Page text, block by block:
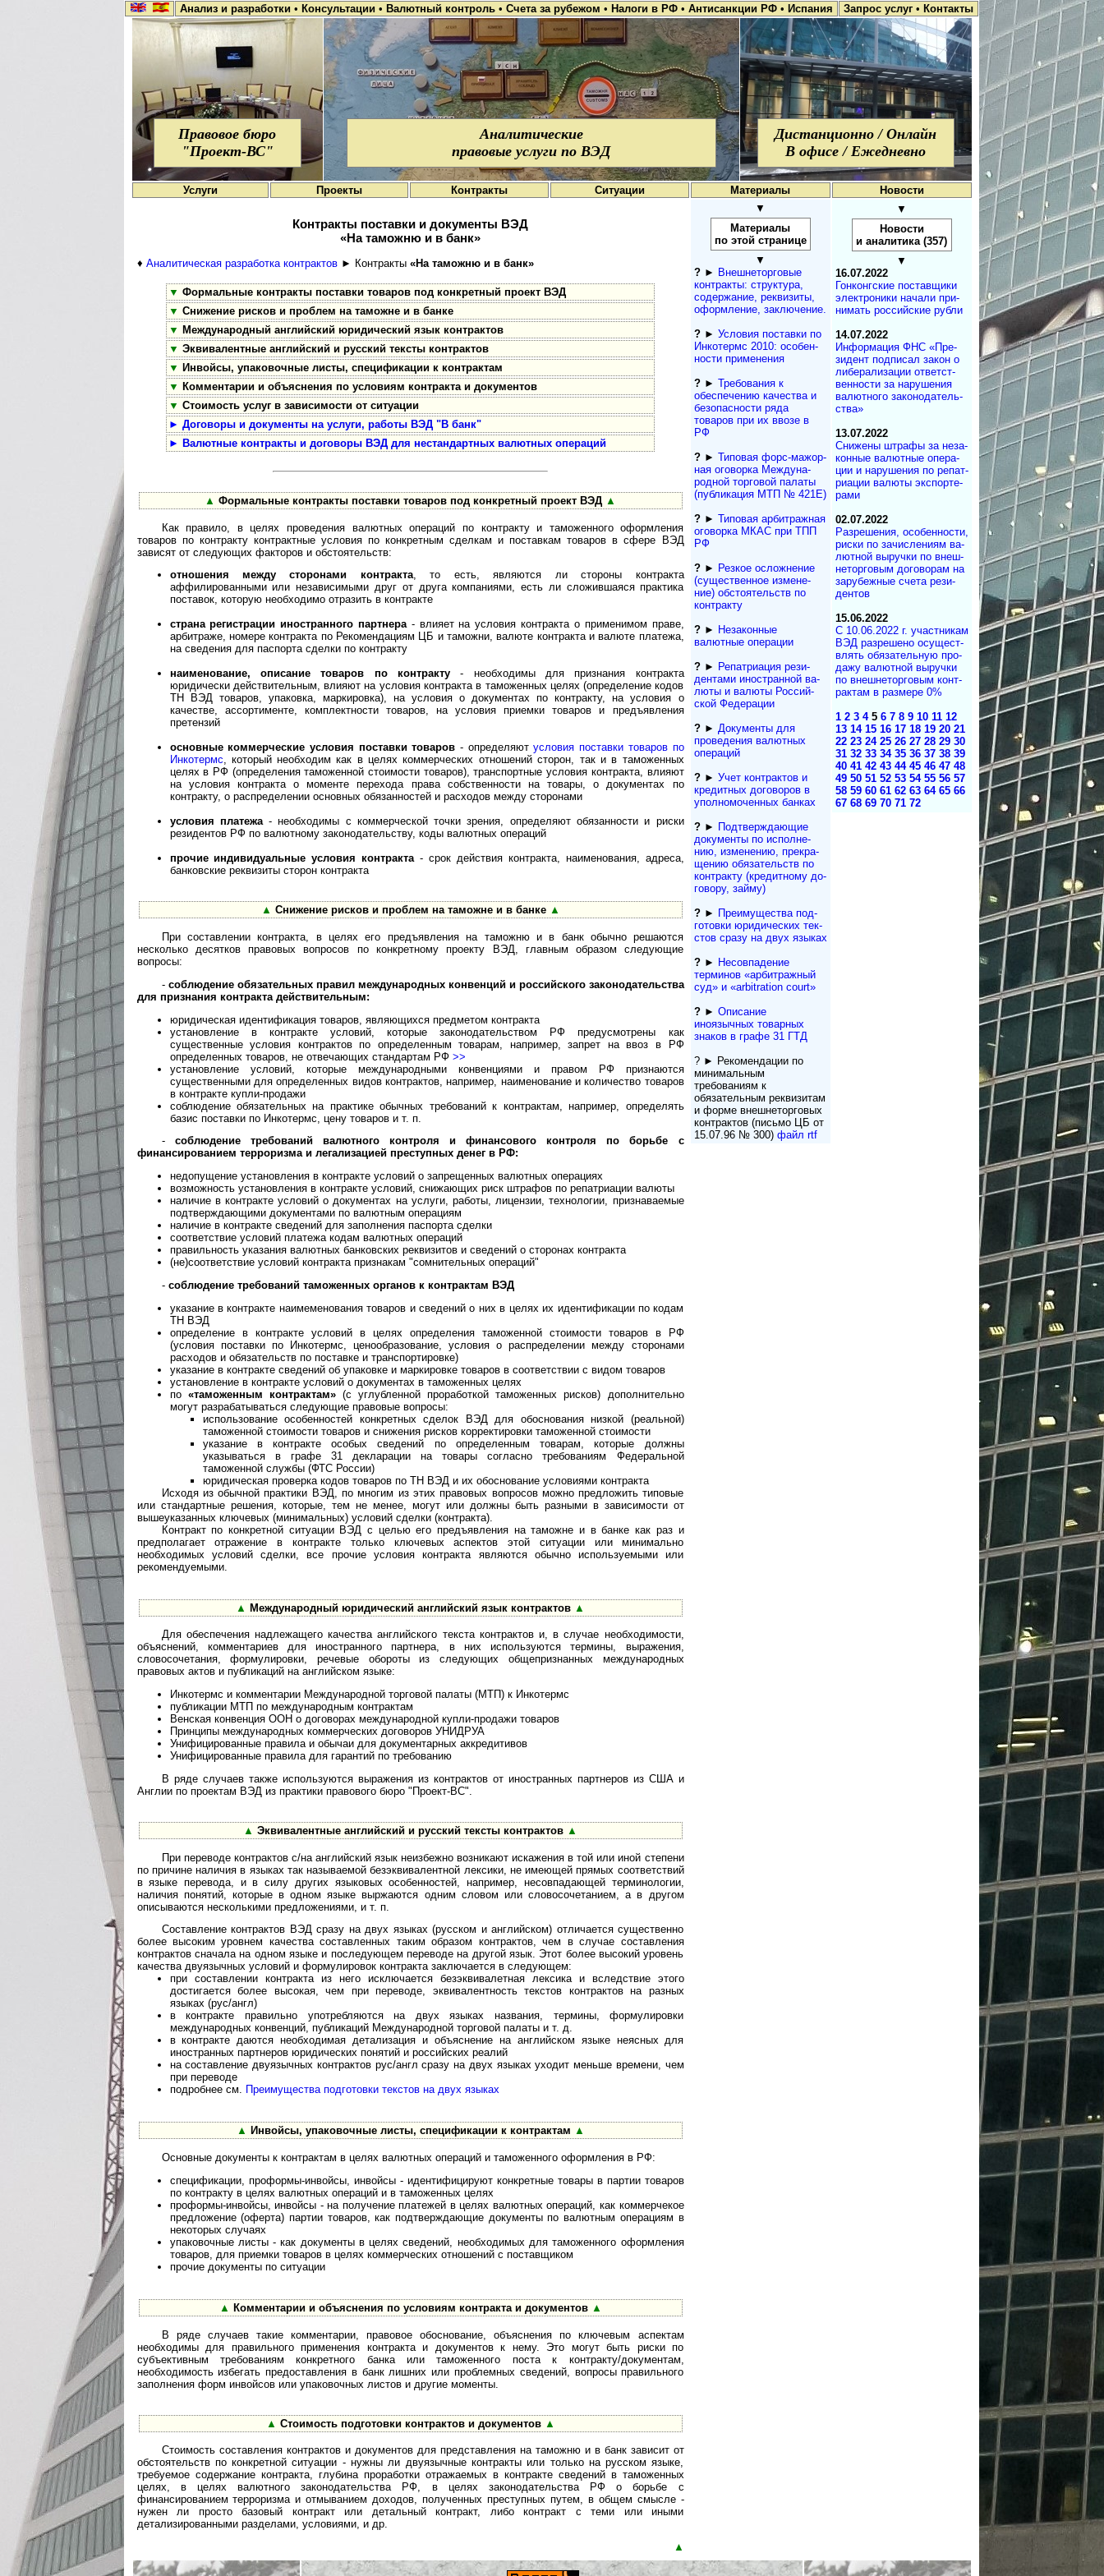
Анализ и разработки • Консультации • Валютный контроль • Счета за рубежом • Налоги в РФ • Антисанкции РФ • Испания Запрос услуг • Контакты
Правовое бюро
"Проект-ВС"
Аналитические
правовые услуги по ВЭД
Дистанционно / Онлайн
В офисе / Ежедневно
Услуги Проекты Контракты Ситуации Материалы Новости
Контракты поставки и документы ВЭД
«На таможню и в банк»
♦ Аналитическая разработка контрактов► Контракты «На таможню и в банк»
▼ Формальные контракты поставки товаров под конкретный проект ВЭД
▼ Снижение рисков и проблем на таможне и в банке
▼ Международный английский юридический язык контрактов
▼ Эквивалентные английский и русский тексты контрактов
▼ Инвойсы, упаковочные листы, спецификации к контрактам
▼ Комментарии и объяснения по условиям контракта и документов
▼ Стоимость услуг в зависимости от ситуации
► Договоры и документы на услуги, работы ВЭД "В банк"
► Валютные контракты и договоры ВЭД для нестандартных валютных операций
▲ Формальные контракты поставки товаров под конкретный проект ВЭД ▲
Как правило, в целях проведения валютных операций по контракту и таможенного оформления
товаров по контракту контрактные условия по конкретным сделкам и поставкам товаров в сфере ВЭД
зависят от следующих факторов и обстоятельств:
отношения между сторонами контракта, то есть, являются ли стороны контракта
аффилированными или независимыми друг от друга компаниями, есть ли сложившаяся практика
поставок, которую необходимо отразить в контракте
страна регистрации иностранного партнера- влияет на условия контракта о применимом праве,
арбитраже, номере контракта по Рекомендациям ЦБ и таможни, валюте контракта и валюте платежа,
на сведения для паспорта сделки по контракту
наименование, описание товаров по контракту- необходимы для признания контракта
юридически действительным, влияют на условия контракта в таможенных целях (определение кодов
ТН ВЭД товаров, упаковка, маркировка), на условия о документах по контракту, на условия о
качестве, ассортименте, комплектности товаров, на условия приемки товаров и предъявления
претензий
основные коммерческие условия поставки товаров - определяютусловия поставки товаров по
Инкотермс, который необходим как в целях коммерческих отношений сторон, так и в таможенных
целях в РФ (определения таможенной стоимости товаров), транспортные условия контракта, влияют
на условия контракта о моменте перехода права собственности на товары, о документах по
контракту, о распределении основных обязанностей и расходов между сторонами
условия платежа- необходимы с коммерческой точки зрения, определяют обязанности и риски
резидентов РФ по валютному законодательству, коды валютных операций
прочие индивидуальные условия контракта- срок действия контракта, наименования, адреса,
банковские реквизиты сторон контракта
▲ Снижение рисков и проблем на таможне и в банке ▲
При составлении контракта, в целях его предъявления на таможню и в банк обычно решаются
несколько десятков правовых вопросов по конкретному проекту ВЭД, главным образом следующие
вопросы:
- соблюдение обязательных правил международных конвенций и российского законодательства
для признания контракта действительным:
юридическая идентификация товаров, являющихся предметом контракта
установление в контракте условий, которые законодательством РФ предусмотрены как
существенные условия контрактов по определенным товарам, например, запрет на ввоз в РФ
определенных товаров, не отвечающих стандартам РФ >>
установление условий, которые международными конвенциями и правом РФ признаются
существенными для определенных видов контрактов, например, наименование и количество товаров
в контракте купли-продажи
соблюдение обязательных на практике обычных требований к контрактам, например, определять
базис поставки по Инкотермс, цену товаров и т. п.
- соблюдение требований валютного контроля и финансового контроля по борьбе с
финансированием терроризма и легализацией преступных денег в РФ:
недопущение установления в контракте условий о запрещенных валютных операциях
возможность установления в контракте условий, снижающих риск штрафов по репатриации валюты
наличие в контракте условий о документах на услуги, работы, лицензии, технологии, признаваемые
подтверждающими документами по валютным операциям
наличие в контракте сведений для заполнения паспорта сделки
соответствие условий платежа кодам валютных операций
правильность указания валютных банковских реквизитов и сведений о сторонах контракта
(не)соответствие условий контракта признакам "сомнительных операций"
- соблюдение требований таможенных органов к контрактам ВЭД
указание в контракте наимеменования товаров и сведений о них в целях их идентификации по кодам
ТН ВЭД
определение в контракте условий в целях определения таможенной стоимости товаров в РФ
(условия поставки по Инкотермс, ценообразование, условия о распределении между сторонами
расходов и обязательств по поставке и транспортировке)
указание в контракте сведений об упаковке и маркировке товаров в соответствии с видом товаров
установление в контракте условий о документах в таможенных целях
по «таможенным контрактам»(с углубленной проработкой таможенных рисков) дополнительно
могут разрабатываться следующие правовые вопросы:
использование особенностей конкретных сделок ВЭД для обоснования низкой (реальной)
таможенной стоимости товаров и снижения рисков корректировки таможенной стоимости
указание в контракте особых сведений по определенным товарам, которые должны
указываться в графе 31 декларации на товары согласно требованиям Федеральной
таможенной службы (ФТС России)
юридическая проверка кодов товаров по ТН ВЭД и их обоснование условиями контракта
Исходя из обычной практики ВЭД, по многим из этих правовых вопросов можно предложить типовые
или стандартные решения, которые, тем не менее, могут или должны быть разными в зависимости от
вышеуказанных ключевых (минимальных) условий сделки (контракта).
Контракт по конкретной ситуации ВЭД с целью его предъявления на таможне и в банке как раз и
предполагает отражение в контракте только ключевых аспектов этой ситуации или минимально
необходимых условий сделки, все прочие условия контракта являются обычно используемыми или
рекомендуемыми.
▲ Международный юридический английский язык контрактов ▲
Для обеспечения надлежащего качества английского текста контрактов и, в случае необходимости,
объяснений, комментариев для иностранного партнера, в них используются термины, выражения,
словосочетания, формулировки, речевые обороты из следующих общепризнанных международных
правовых актов и публикаций на английском языке:
Инкотермс и комментарии Международной торговой палаты (МТП) к Инкотермс
публикации МТП по международным контрактам
Венская конвенция ООН о договорах международной купли-продажи товаров
Принципы международных коммерческих договоров УНИДРУА
Унифицированные правила и обычаи для документарных аккредитивов
Унифицированные правила для гарантий по требованию
В ряде случаев также используются выражения из контрактов от иностранных партнеров из США и
Англии по проектам ВЭД из практики правового бюро "Проект-ВС".
▲ Эквивалентные английский и русский тексты контрактов ▲
При переводе контрактов с/на английский язык неизбежно возникают искажения в той или иной степени
по причине наличия в языках так называемой безэквивалентной лексики, не имеющей прямых соответствий
в языке перевода, и в силу других языковых особенностей, например, несовпадающей терминологии,
наличия понятий, которые в одном языке выржаются одним словом или словосочетанием, а в другом
описываются несколькими предложениями, и т. п.
Составление контрактов ВЭД сразу на двух языках (русском и английском) отличается существенно
более высоким уровнем качества составленных таким образом контрактов, чем в случае составления
контрактов сначала на одном языке и последующем переводе на другой язык. Этот более высокий уровень
качества двуязычных условий и формулировок контракта заключается в следующем:
при составлении контракта из него исключается безэквивалетная лексика и вследствие этого
достигается более высокая, чем при переводе, эквивалентность текстов контрактов на разных
языках (рус/англ)
в контракте правильно употребляются на двух языках названия, термины, формулировки
международных конвенций, публикаций Международной торговой палаты и т. д.
в контракте даются необходимая детализация и объяснение на английском языке неясных для
иностранных партнеров юридических понятий и российских реалий
на составление двуязычных контрактов рус/англ сразу на двух языках уходит меньше времени, чем
при переводе
подробнее см. Преимущества подготовки текстов на двух языках
▲ Инвойсы, упаковочные листы, спецификации к контрактам ▲
Основные документы к контрактам в целях валютных операций и таможенного оформления в РФ:
спецификации, проформы-инвойсы, инвойсы - идентифицируют конкретные товары в партии товаров
по контракту в целях валютных операций и в таможенных целях
проформы-инвойсы, инвойсы - на получение платежей в целях валютных операций, как коммерчекое
предложение (оферта) партии товаров, как подтверждающие документы по валютным операциям в
некоторых случаях
упаковочные листы - как документы в целях сведений, необходимых для таможенного оформления
товаров, для приемки товаров в целях коммерческих отношений с поставщиком
прочие документы по ситуации
▲ Комментарии и объяснения по условиям контракта и документов ▲
В ряде случаев такие комментарии, правовое обоснование, объяснения по ключевым аспектам
необходимы для правильного применения контракта и документов к нему. Это могут быть риски по
субъективным требованиям конкретного банка или таможенного поста к контракту/документам,
необходимость избегать предоставления в банк лишних или проблемных сведений, вопросы правильного
заполнения форм инвойсов или упаковочных листов и другие моменты.
▲ Стоимость подготовки контрактов и документов ▲
Стоимость составления контрактов и документов для представления на таможню и в банк зависит от
обстоятельств по конкретной ситуации - нужны ли двуязычные контракты или только на русском языке,
требуемое содержание контракта, глубина проработки отражаемых в контракте сведений в таможенных
целях, в целях валютного законодательства РФ, в целях законодательства РФ о борьбе с
финансированием терроризма и отмыванием доходов, полученных преступных путем, в общем смысле -
нужен ли просто базовый контракт или детальный контракт, либо контракт с теми или иными
детализированными разделами, условиями, и др.
▲
▼
Материалы
по этой странице
▼
?► Внешнеторговые
контракты: структура,
содержание, реквизиты,
оформление, заключение.
?► Условия поставки по
Инкотермс 2010: осо­бен­
нос­ти применения
?► Требования к
обеспечению качества и
безопасности ряда
товаров при их ввозе в
РФ
?► Типовая форс-мажор­
ная оговорка Междуна­
род­ной торговой палаты
(публикация МТП № 421Е)
?► Типовая арбитражная
оговорка МКАС при ТПП
РФ
?► Резкое осложнение
(сущест­вен­ное измене­
ние) обсто­ятельств по
контракту
?► Незаконные
валютные операции
?► Репатриация ре­зи­
ден­та­ми иностранной ва­
лю­ты и валюты Рос­сий­
ской Федерации
?► Документы для
проведения валютных
операций
?► Учет контрактов и
кре­дит­ных договоров в
упол­номоченных банках
?► Подтверждающие
документы по ис­пол­не­
нию, из­ме­не­нию, пре­кра­
ще­нию обя­за­тельств по
кон­т­рак­ту (кре­дит­но­му до­
го­во­ру, займу)
?► Преимущества под­
гото­вки юри­ди­чес­ких тек­
с­тов сразу на двух языках
?► Несовпадение
терминов «арбитражный
суд» и «arbitration court»
?► Описание
иноязычных товарных
знаков в графе 31 ГТД
? ► Рекомендации по
минимальным
требованиям к
обязательным реквизитам
и форме внешнеторговых
контрактов (письмо ЦБ от
15.07.96 № 300) файл rtf
▼
Новости
и аналитика (357)
▼
16.07.2022
Гонконгские постав­щи­ки
элек­тро­ни­ки на­ча­ли при­
ни­мать рос­сий­ские рубли
14.07.2022
Информация ФНС «Пре­
зидент под­пи­сал за­кон о
ли­бе­ра­ли­за­ции от­вет­ст­
вен­нос­ти за на­ру­ше­ния
ва­лют­но­го за­ко­но­да­тель­
ства»
13.07.2022
Снижены штрафы за не­за­
кон­ные ва­лют­ные опе­ра­
ции и на­ру­ше­ния по ре­па­т­
ри­а­ции ва­лю­ты экс­пор­те­
рами
02.07.2022
Разрешения, осо­бен­нос­ти,
риски по за­чис­ле­ни­ям ва­
лют­ной вы­руч­ки по вне­ш­
не­тор­го­вым до­го­во­рам на
за­ру­беж­ные сче­та ре­зи­
ден­тов
15.06.2022
С 10.06.2022 г. участ­ни­кам
ВЭД раз­ре­ше­но осу­щест­
в­лять обя­за­тель­ную про­
да­жу ва­лют­ной вы­руч­ки
по внеш­не­тор­го­вым кон­т­
рак­там в раз­ме­ре 0%
1 2 3 4 5 6 7 8 9 10 11 12
13 14 15 16 17 18 19 20 21
22 23 24 25 26 27 28 29 30
31 32 33 34 35 36 37 38 39
40 41 42 43 44 45 46 47 48
49 50 51 52 53 54 55 56 57
58 59 60 61 62 63 64 65 66
67 68 69 70 71 72